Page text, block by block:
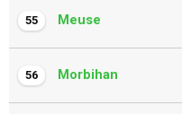
55 Meuse
56 Morbihan